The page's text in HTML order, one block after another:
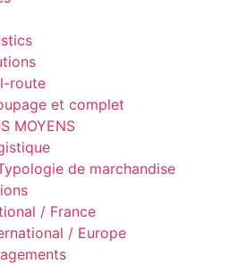
route
et complet
MOYENS
Typologie de marchandise
/ France
/ Europe